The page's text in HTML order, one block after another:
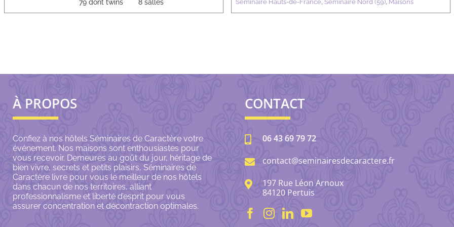
79 dont twins 8 salles Séminaire Hauts-de-France, Séminaire Nord (59), Maisons
À PROPOS
Confiez à nos hôtels Séminaires de Caractère votre
événement. Nos maisons sont enthousiastes pour
vous recevoir. Demeures au goût du jour, héritage de
bien vivre, secrets et petits plaisirs, Séminaires de
Caractère livre pour vous le meilleur de nos hôtels
dans chacun de nos territoires, alliant
professionnalisme et liberté d’esprit pour vous
assurer concentration et décontraction optimales.
CONTACT
06 43 69 79 72
contact@seminairesdecaractere.fr
197 Rue Léon Arnoux
84120 Pertuis